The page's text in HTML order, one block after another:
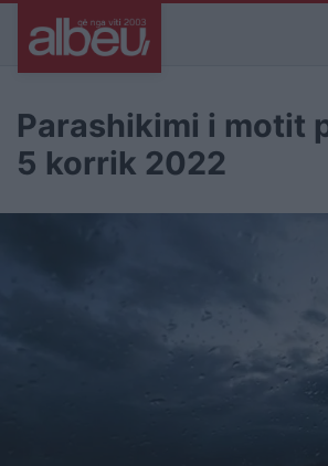
Parashikimi i motit
5 korrik 2022